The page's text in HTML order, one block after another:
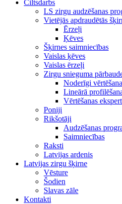
Ciltsdarbs
LS zirgu audzēšanas
Vietējās apdraudētās
Ērzeļi
Ķēves
Šķirnes saimniecības
Vaislas ķēves
Vaislas ērzeļi
Zirgu snieguma
Noderīgi
Lineārā
Vērtēšanas
Poniji
Rikšotāji
Audzēšanas
Saimniecības
Raksti
Latvijas ardenis
Latvijas zirgu šķirne
Vēsture
Šodien
Slavas zāle
Kontakti